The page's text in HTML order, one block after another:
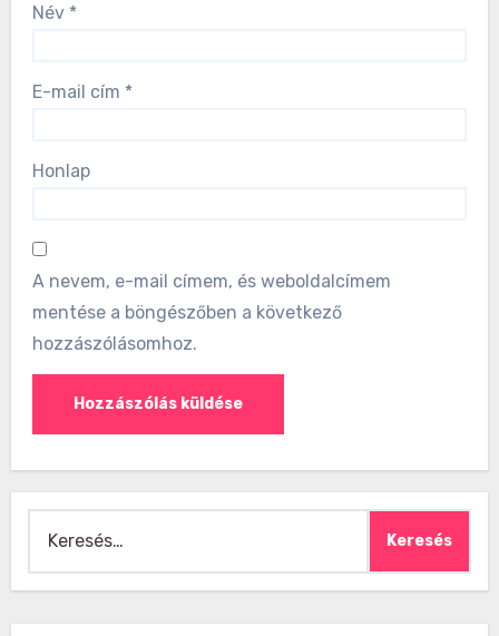
Név *
E-mail cím *
Honlap
A nevem, e-mail címem, és weboldalcímem
mentése a böngészőben a következő
hozzászólásomhoz.